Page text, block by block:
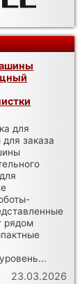
для
заказа
рядом
23.03.2026